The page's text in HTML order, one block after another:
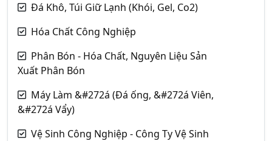
Đá Khô, Túi Giữ Lạnh (Khói, Gel, Co2)
Hóa Chất Công Nghiệp
Phân Bón - Hóa Chất, Nguyên Liệu Sản
Xuất Phân Bón
Máy Làm &#272á (Đá ống, &#272á Viên,
&#272á Vẩy)
Vệ Sinh Công Nghiệp - Công Ty Vệ Sinh